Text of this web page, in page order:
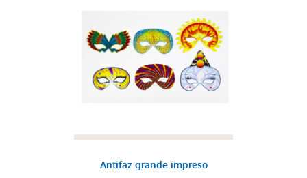
Antifaz grande impreso